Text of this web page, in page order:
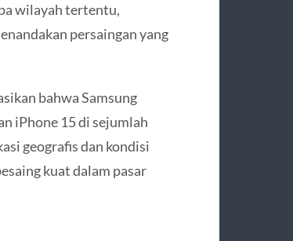
wilayah tertentu,
persaingan yang
bahwa Samsung
iPhone 15 di sejumlah
geografis dan kondisi
kuat dalam pasar